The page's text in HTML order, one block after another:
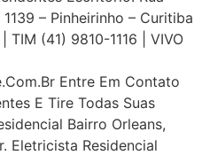
– Pinheirinho – Curitiba
TIM (41) 9810-1116 | VIVO
Entre Em Contato
E Tire Todas Suas
Bairro Orleans,
Eletricista Residencial